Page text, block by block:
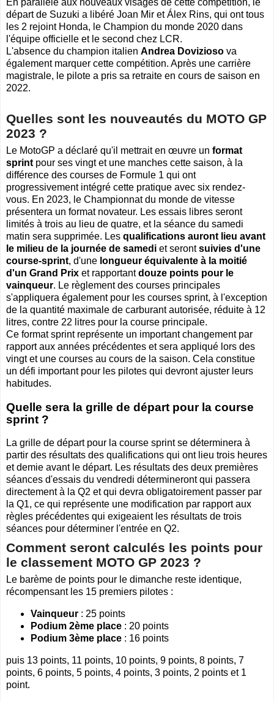
départ de Suzuki a libéré Joan Mir et Álex Rins, qui ont tous
les 2 rejoint Honda, le Champion du monde 2020 dans
l'équipe officielle et le second chez LCR.
L'absence du champion italien Andrea Dovizioso va
également marquer cette compétition. Après une carrière
magistrale, le pilote a pris sa retraite en cours de saison en
2022.
Quelles sont les nouveautés du MOTO GP
2023 ?
Le MotoGP a déclaré qu'il mettrait en œuvre un format
sprint pour ses vingt et une manches cette saison, à la
différence des courses de Formule 1 qui ont
progressivement intégré cette pratique avec six rendez-
vous. En 2023, le Championnat du monde de vitesse
présentera un format novateur. Les essais libres seront
limités à trois au lieu de quatre, et la séance du samedi
matin sera supprimée. Les qualifications auront lieu avant
le milieu de la journée de samedi et serontsuivies d'une
course-sprint, d'une longueur équivalente à la moitié
d'un Grand Prix et rapportantdouze points pour le
vainqueur. Le règlement des courses principales
s'appliquera également pour les courses sprint, à l'exception
de la quantité maximale de carburant autorisée, réduite à 12
litres, contre 22 litres pour la course principale.
Ce format sprint représente un important changement par
rapport aux années précédentes et sera appliqué lors des
vingt et une courses au cours de la saison. Cela constitue
un défi important pour les pilotes qui devront ajuster leurs
habitudes.
Quelle sera la grille de départ pour la course
sprint ?
La grille de départ pour la course sprint se déterminera à
partir des résultats des qualifications qui ont lieu trois heures
et demie avant le départ. Les résultats des deux premières
séances d'essais du vendredi détermineront qui passera
directement à la Q2 et qui devra obligatoirement passer par
la Q1, ce qui représente une modification par rapport aux
règles précédentes qui exigeaient les résultats de trois
séances pour déterminer l'entrée en Q2.
Comment seront calculés les points pour
le classement MOTO GP 2023 ?
Le barème de points pour le dimanche reste identique,
récompensant les 15 premiers pilotes :
Vainqueur : 25 points
Podium 2ème place : 20 points
Podium 3ème place : 16 points
puis 13 points, 11 points, 10 points, 9 points, 8 points, 7
points, 6 points, 5 points, 4 points, 3 points, 2 points et 1
point.